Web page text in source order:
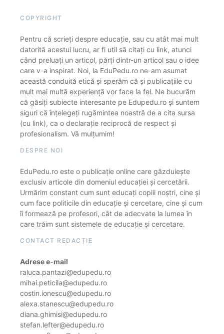
COPYRIGHT
Pentru că scrieți despre educație, sau cu atât mai mult
datorită acestui lucru, ar fi util să citați cu link, atunci
când preluați un articol, părți dintr-un articol sau o idee
care v-a inspirat. Noi, la EduPedu.ro ne-am asumat
această conduită etică și sperăm că și publicațiile cu
mult mai multă experiență vor face la fel. Ne bucurăm
că găsiți subiecte interesante pe Edupedu.ro și suntem
siguri că înțelegeți rugămintea noastră de a cita sursa
(cu link), ca o declarație reciprocă de respect și
profesionalism. Vă mulțumim!
DESPRE NOI
EduPedu.ro este o publicație online care găzduiește
exclusiv articole din domeniul educației și cercetării.
Urmărim constant cum sunt educați copiii noștri, cine și
cum face politicile din educație și cercetare, cine și cum
îi formează pe profesori, cât de adecvate la lumea în
care trăim sunt sistemele de educație și cercetare.
CONTACT REDACȚIE
Adrese e-mail
raluca.pantazi@edupedu.ro
mihai.peticila@edupedu.ro
costin.ionescu@edupedu.ro
alexa.stanescu@edupedu.ro
diana.ghimisi@edupedu.ro
stefan.lefter@edupedu.ro